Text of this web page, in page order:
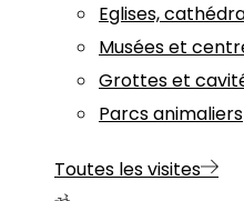
Eglises,
Musées et
Grottes et
Parcs animaliers
Toutes les visites